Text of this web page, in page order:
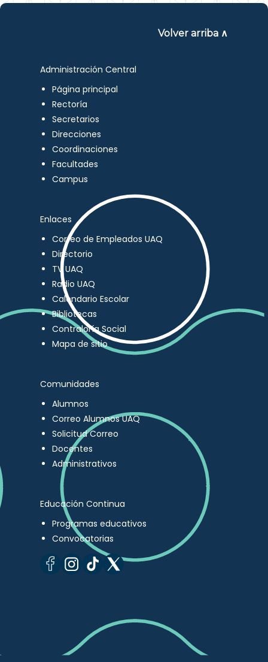
Volver arriba ∧
Administración Central
Página principal
Rectoría
Secretarios
Direcciones
Coordinaciones
Facultades
Campus
Enlaces
Correo de Empleados UAQ
Directorio
TV UAQ
Radio UAQ
Calendario Escolar
Bibliotecas
Contraloría Social
Mapa de sitio
Comunidades
Alumnos
Correo Alumnos UAQ
Solicitud Correo
Docentes
Administrativos
Educación Continua
Programas educativos
Convocatorias